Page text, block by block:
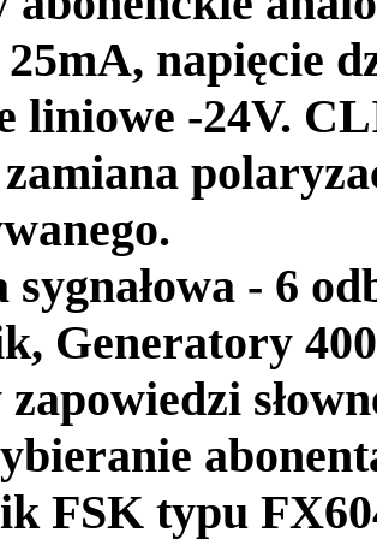
napięcie
liniowe -24V.
- 6
Generatory
zapowiedzi
FSK typu